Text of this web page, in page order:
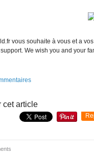
vous souhaite à vous et a
We wish you and your
cet article